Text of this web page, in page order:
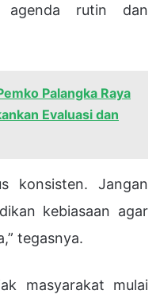
agenda rutin dan
Palangka Raya
Evaluasi dan
konsisten. Jangan
kebiasaan agar
tegasnya.
masyarakat mulai